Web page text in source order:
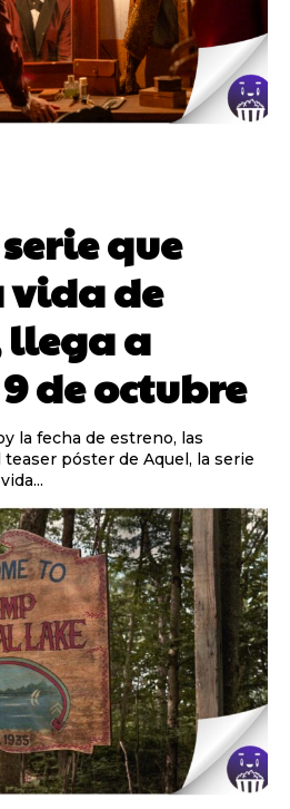
que
vida de
llega a
de octubre
la fecha de estreno, las
póster de Aquel, la serie